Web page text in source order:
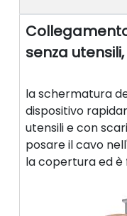
senza
la schermatura
dispositivo
utensili e con
posare il cavo
la copertura ed è